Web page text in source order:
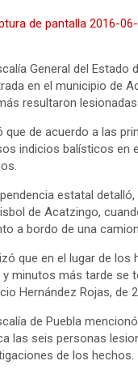
General del Estado
en el municipio de
resultaron
que de acuerdo a las
indicios balísticos en
estatal
de Acatzingo,
a bordo de una
que en el lugar de los
y minutos más tarde se
Hernández Rojas, de
de Puebla
las seis personas
de los hechos.